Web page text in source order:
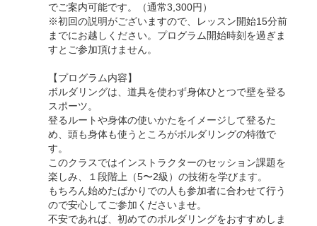
でご案内可能です。（通常3,300円）
※初回の説明がございますので、レッスン開始15分前
までにお越しください。プログラム開始時刻を過ぎま
すとご参加頂けません。
【プログラム内容】
ボルダリングは、道具を使わず身体ひとつで壁を登る
スポーツ。
登るルートや身体の使いかたをイメージして登るた
め、頭も身体も使うところがボルダリングの特徴で
す。
このクラスではインストラクターのセッション課題を
楽しみ、１段階上（5〜2級）の技術を学びます。
もちろん始めたばかりでの人も参加者に合わせて行う
ので安心してご参加くださいませ。
不安であれば、初めてのボルダリングをおすすめしま